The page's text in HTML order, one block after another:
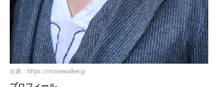
出典： https://moviewalker.jp